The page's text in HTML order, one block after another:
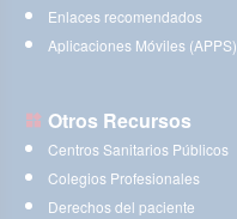
Enlaces recomendados
Aplicaciones Móviles (APPS)
Otros Recursos
Centros Sanitarios Públicos
Colegios Profesionales
Derechos del paciente